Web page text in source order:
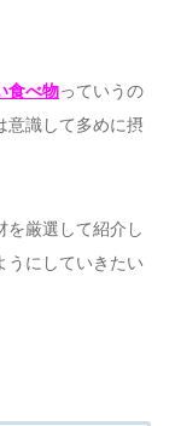
食べ物っていうの
意識して多めに摂
を厳選して紹介し
うにしていきたい